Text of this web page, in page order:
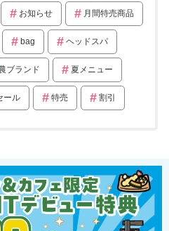
お知らせ 月間特売商品
bag ヘッドスパ
ブランド 夏メニュー
ール 特売 割引